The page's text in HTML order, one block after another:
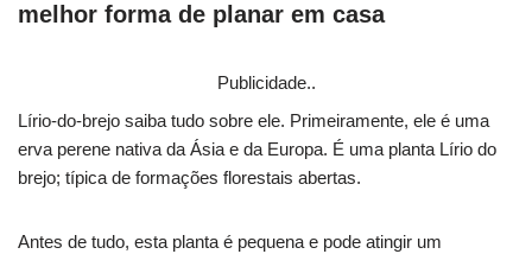
melhor forma de planar em casa
Publicidade..
Lírio-do-brejo saiba tudo sobre ele. Primeiramente, ele é uma
erva perene nativa da Ásia e da Europa. É uma planta Lírio do
brejo; típica de formações florestais abertas.
Antes de tudo, esta planta é pequena e pode atingir um